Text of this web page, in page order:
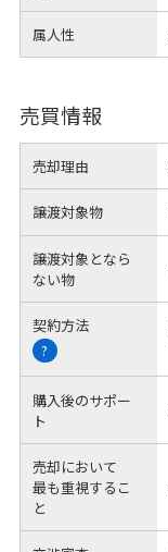
属人性
売買情報
売却理由
譲渡対象物
譲渡対象となら
ない物
契約方法
?
購入後のサポー
ト
売却において
最も重視するこ
と